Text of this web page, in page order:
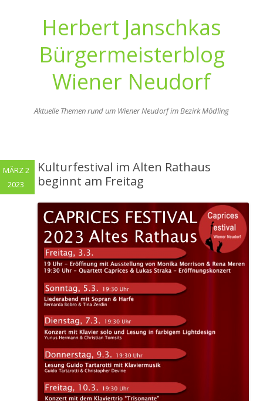
Herbert Janschkas
Bürgermeisterblog
Wiener Neudorf
Aktuelle Themen rund um Wiener Neudorf im Bezirk Mödling
Kulturfestival im Alten Rathaus
beginnt am Freitag
MÄRZ 2
2023